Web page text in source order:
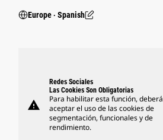
Europe ‧ Spanish
warning
Redes Sociales
Las Cookies Son Obligatorias
Para habilitar esta función, deberá
aceptar el uso de las cookies de
segmentación, funcionales y de
rendimiento.